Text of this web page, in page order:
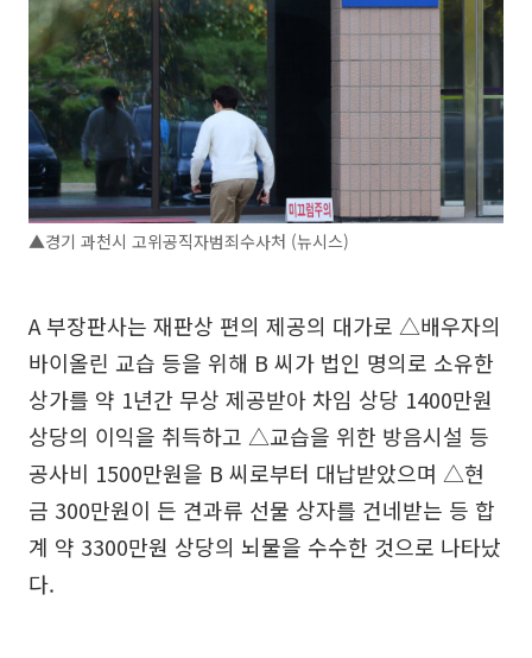
▲경기 과천시 고위공직자범죄수사처 (뉴시스)
A 부장판사는 재판상 편의 제공의 대가로 △배우자의
바이올린 교습 등을 위해 B 씨가 법인 명의로 소유한
상가를 약 1년간 무상 제공받아 차임 상당 1400만원
상당의 이익을 취득하고 △교습을 위한 방음시설 등
공사비 1500만원을 B 씨로부터 대납받았으며 △현
금 300만원이 든 견과류 선물 상자를 건네받는 등 합
계 약 3300만원 상당의 뇌물을 수수한 것으로 나타났
다.